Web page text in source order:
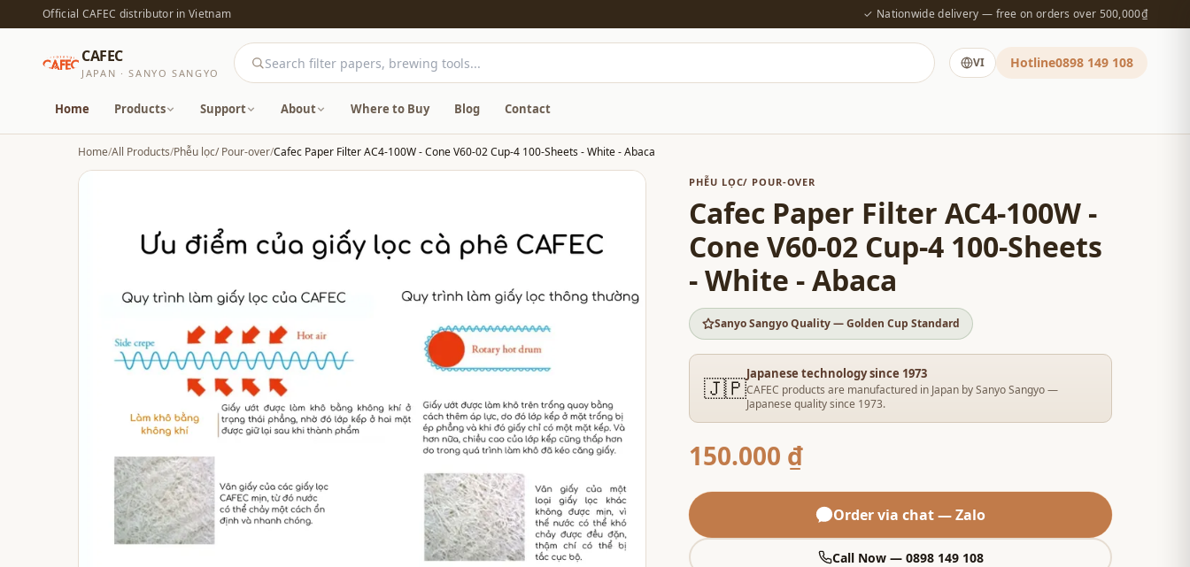
Official CAFEC distributor in Vietnam ✓ Nationwide delivery — free on orders over 500,000₫
CAFEC
JAPAN · SANYO SANGYO
VI Hotline0898 149 108
Home Products Support About Where to Buy Blog Contact
Home/All Products/Phễu lọc/ Pour-over/Cafec Paper Filter AC4-100W - Cone V60-02 Cup-4 100-Sheets - White - Abaca
PHỄU LỌC/ POUR-OVER
Cafec Paper Filter AC4-100W -
Cone V60-02 Cup-4 100-Sheets
- White - Abaca
Sanyo Sangyo Quality — Golden Cup Standard
🇯🇵Japanese technology since 1973
CAFEC products are manufactured in Japan by Sanyo Sangyo —
Japanese quality since 1973.
150.000 ₫
Order via chat — Zalo
Call Now — 0898 149 108